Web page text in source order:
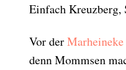
Einfach Kreuzberg,
Vor der
denn Mommsen